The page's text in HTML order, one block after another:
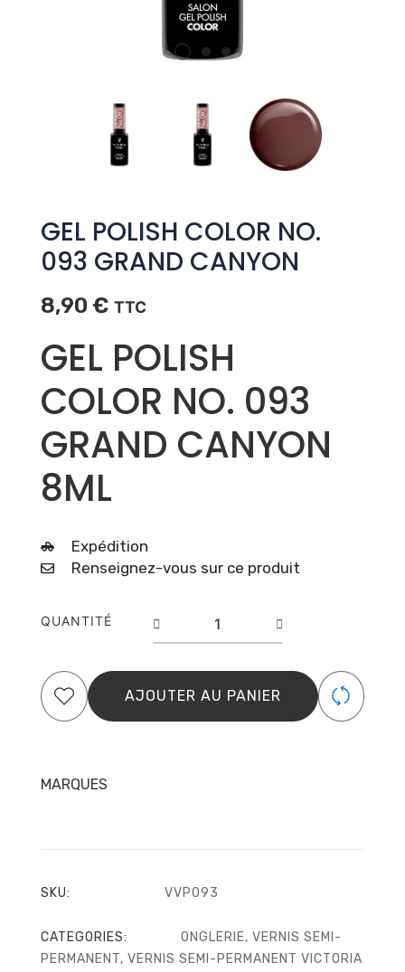
GEL POLISH COLOR NO.
093 GRAND CANYON
8,90 € TTC
GEL POLISH
COLOR NO. 093
GRAND CANYON
8ML
Expédition
Renseignez-vous sur ce produit
QUANTITÉ
POLISH
NO.
093
AJOUTER AU PANIER
MARQUES
SKU: VVP093
CATEGORIES: ONGLERIE, VERNIS SEMI-
PERMANENT, VERNIS SEMI-PERMANENT VICTORIA